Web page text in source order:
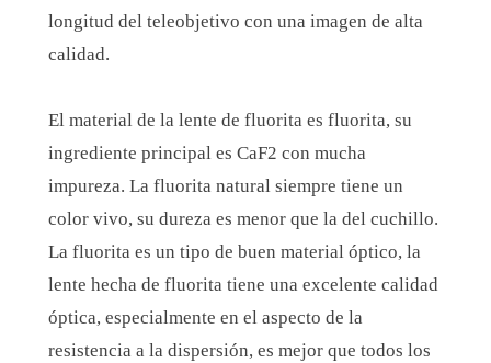
longitud del teleobjetivo con una imagen de alta
calidad.
El material de la lente de fluorita es fluorita, su
ingrediente principal es CaF2 con mucha
impureza. La fluorita natural siempre tiene un
color vivo, su dureza es menor que la del cuchillo.
La fluorita es un tipo de buen material óptico, la
lente hecha de fluorita tiene una excelente calidad
óptica, especialmente en el aspecto de la
resistencia a la dispersión, es mejor que todos los